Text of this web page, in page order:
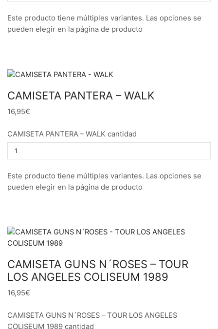
Este producto tiene múltiples variantes. Las opciones se
pueden elegir en la página de producto
CAMISETA PANTERA – WALK
16,95€
CAMISETA PANTERA – WALK cantidad
Este producto tiene múltiples variantes. Las opciones se
pueden elegir en la página de producto
CAMISETA GUNS N´ROSES – TOUR
LOS ANGELES COLISEUM 1989
16,95€
CAMISETA GUNS N´ROSES – TOUR LOS ANGELES
COLISEUM 1989 cantidad